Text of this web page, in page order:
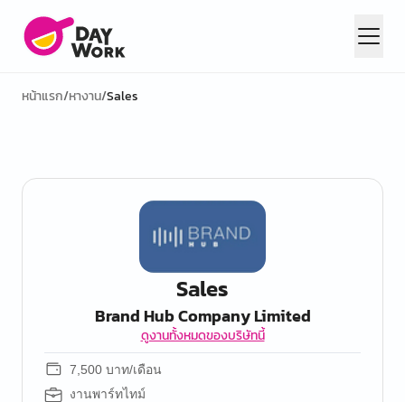
หน้าแรก/หางาน/Sales
Sales
Brand Hub Company Limited
ดูงานทั้งหมดของบริษัทนี้
7,500 บาท/เดือน
งานพาร์ทไทม์